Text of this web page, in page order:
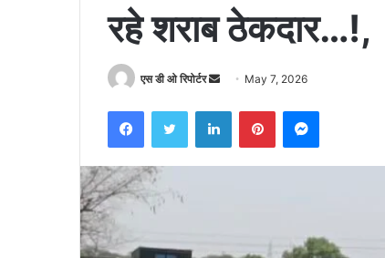
रहे शराब ठेकदार…!,
एस डी ओ रिपोर्टर
Send May 7, 2026
FacebookTwitter LinkedInPinterestMessenger